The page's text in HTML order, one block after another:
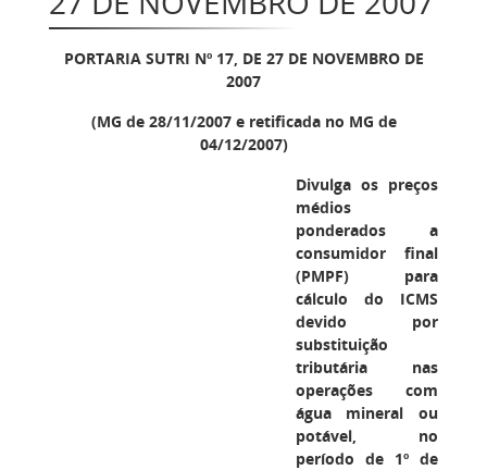
PORTARIA SUTRI Nº 17, DE 27 DE NOVEMBRO DE
2007
(MG de 28/11/2007 e retificada no MG de
04/12/2007)
Divulga os preços
médios
ponderados a
consumidor final
(PMPF) para
cálculo do ICMS
devido por
substituição
tributária nas
operações com
água mineral ou
potável, no
período de 1º de